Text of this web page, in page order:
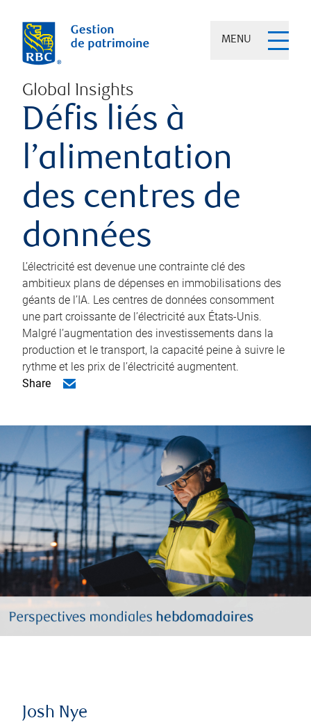
MENU
Global Insights
Défis liés à
l’alimentation
des centres de
données
L’électricité est devenue une contrainte clé des
ambitieux plans de dépenses en immobilisations des
géants de l’IA. Les centres de données consomment
une part croissante de l’électricité aux États-Unis.
Malgré l’augmentation des investissements dans la
production et le transport, la capacité peine à suivre le
rythme et les prix de l’électricité augmentent.
Share
Josh Nye